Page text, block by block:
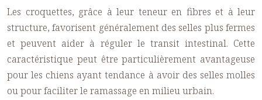
Les croquettes, grâce à leur teneur en fibres et à leur
structure, favorisent généralement des selles plus fermes
et peuvent aider à réguler le transit intestinal. Cette
caractéristique peut être particulièrement avantageuse
pour les chiens ayant tendance à avoir des selles molles
ou pour faciliter le ramassage en milieu urbain.